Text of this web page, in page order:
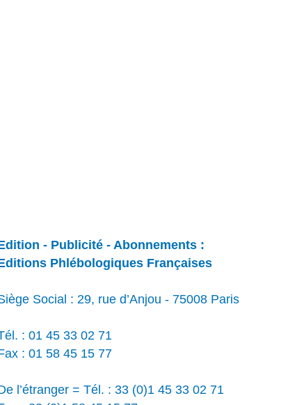
- Publicité - Abonnements :
Phlébologiques Françaises
Social : 29, rue d’Anjou - 75008 Paris
: 01 45 33 02 71
: 01 58 45 15 77
l’étranger = Tél. : 33 (0)1 45 33 02 71